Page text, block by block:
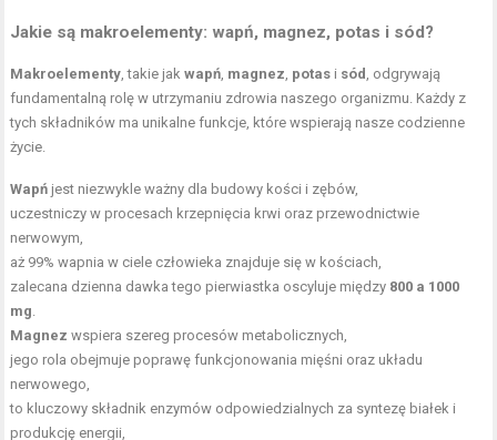
Jakie są makroelementy: wapń, magnez, potas i sód?
Makroelementy, takie jakwapń, magnez, potas i sód , odgrywają
fundamentalną rolę w utrzymaniu zdrowia naszego organizmu. Każdy z
tych składników ma unikalne funkcje, które wspierają nasze codzienne
życie.
Wapń jest niezwykle ważny dla budowy kości i zębów,
uczestniczy w procesach krzepnięcia krwi oraz przewodnictwie
nerwowym,
aż 99% wapnia w ciele człowieka znajduje się w kościach,
zalecana dzienna dawka tego pierwiastka oscyluje między 800 a 1000
mg.
Magnez wspiera szereg procesów metabolicznych,
jego rola obejmuje poprawę funkcjonowania mięśni oraz układu
nerwowego,
to kluczowy składnik enzymów odpowiedzialnych za syntezę białek i
produkcję energii,